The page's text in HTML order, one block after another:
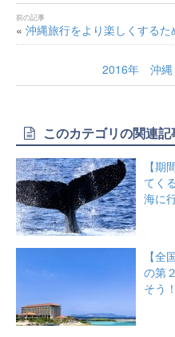
« 沖縄旅行をより楽しくするた
2016年 沖縄
このカテゴリの関連記
【期
てく
海に
【全
の第
そう！